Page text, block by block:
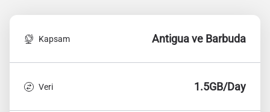
Kapsam Antigua ve Barbuda
Veri 1.5GB/Day